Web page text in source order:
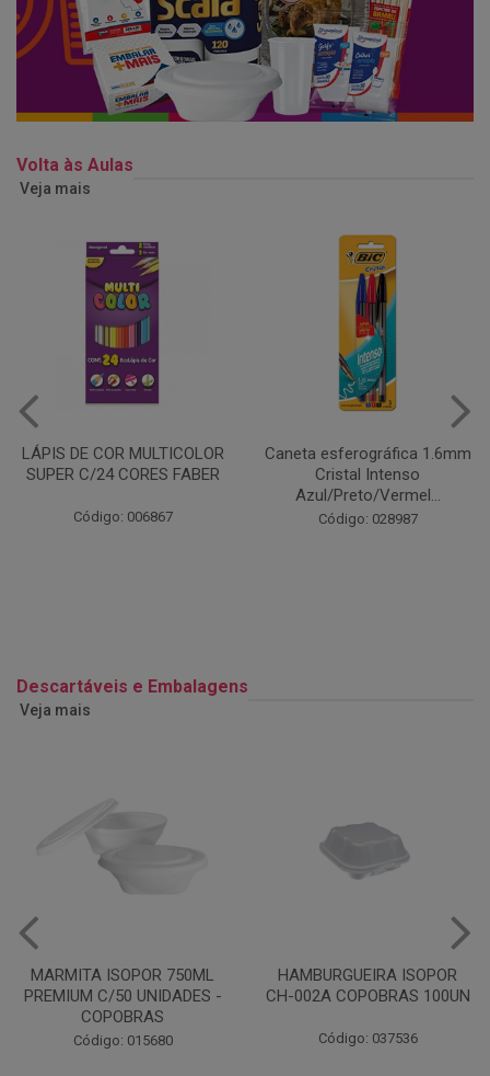
Volta às Aulas
Veja mais
Caneta esferográfica 1.6mm
Cristal Intenso
Código: 028987
COLA EM BASTÃO 40G - LEO
& LEO
Código: 028164
Descartáveis e Embalagens
Veja mais
HAMBURGUEIRA ISOPOR
CH-002A COPOBRAS 100UN
Código: 037536
CAIXA PARDA PIZZA N30
OITAVADA BALUARTE C/10
Código: 001124